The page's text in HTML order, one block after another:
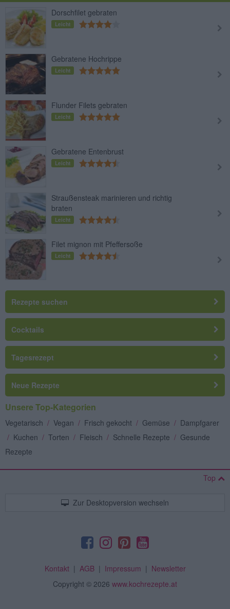
Dorschfilet gebraten
Leicht
Gebratene Hochrippe
Leicht
Flunder Filets gebraten
Leicht
Gebratene Entenbrust
Leicht
Straußensteak marinieren und richtig
braten
Leicht
Filet mignon mit Pfeffersoße
Leicht
Rezepte suchen
Cocktails
Tagesrezept
Neue Rezepte
Unsere Top-Kategorien
Vegetarisch / Vegan / Frisch gekocht / Gemüse / Dampfgarer
/ Kuchen / Torten / Fleisch / Schnelle Rezepte / Gesunde
Rezepte
Top
Zur Desktopversion wechseln
Kontakt| AGB| Impressum | Newsletter
Copyright © 2026 www.kochrezepte.at